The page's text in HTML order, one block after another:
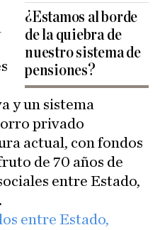
¿Estamos al borde
de la quiebra de
nuestro sistema de
pensiones?
y un sistema
privado
actual, con fondos
de 70 años de
entre Estado,
entre Estado,